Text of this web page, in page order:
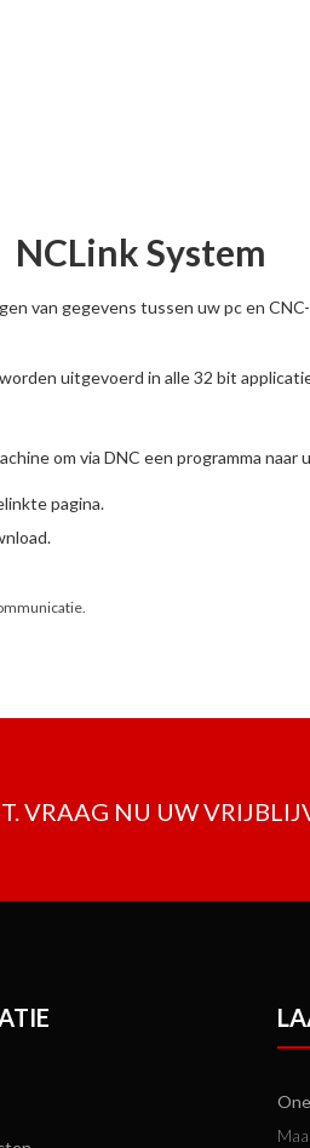
NCLink System
van gegevens tussen uw pc en
uitgevoerd in alle 32 bit
om via DNC een programma naar
pagina.
VRAAG NU UW